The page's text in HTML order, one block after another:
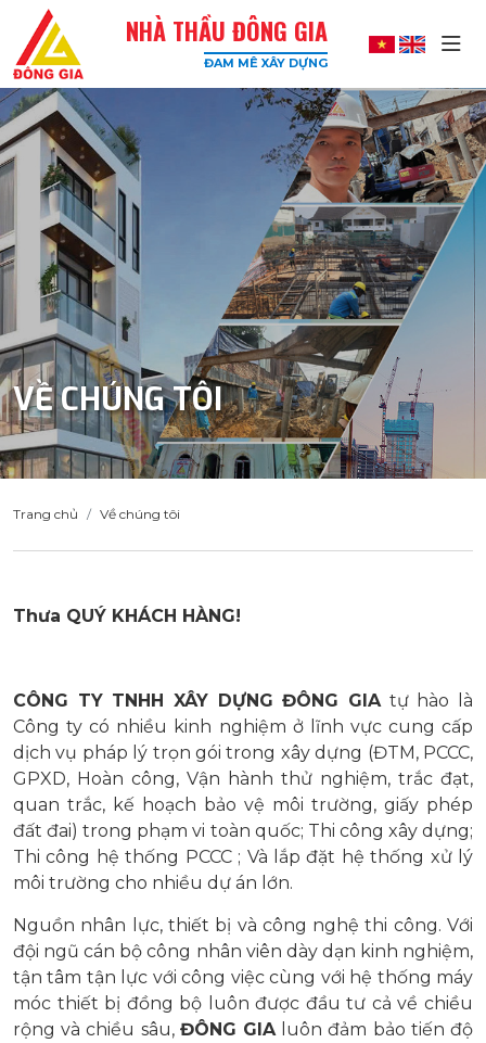
Đông
Gia
-
Công
Xây
Dựng
Uy
Tín,
Chất
Lượng
Cao
NHÀ THẦU ĐÔNG GIA
ĐAM MÊ XÂY DỰNG
VỀ CHÚNG TÔI
Trang chủ Về chúng tôi
Thưa QUÝ KHÁCH HÀNG!
CÔNG TY TNHH XÂY DỰNG ĐÔNG GIAtự hào là
Công ty có nhiều kinh nghiệm ở lĩnh vực cung cấp
dịch vụ pháp lý trọn gói trong xây dựng (ĐTM, PCCC,
GPXD, Hoàn công, Vận hành thử nghiệm, trắc đạt,
quan trắc, kế hoạch bảo vệ môi trường, giấy phép
đất đai) trong phạm vi toàn quốc; Thi công xây dựng;
Thi công hệ thống PCCC ; Và lắp đặt hệ thống xử lý
môi trường cho nhiều dự án lớn.
Nguồn nhân lực, thiết bị và công nghệ thi công. Với
đội ngũ cán bộ công nhân viên dày dạn kinh nghiệm,
tận tâm tận lực với công việc cùng với hệ thống máy
móc thiết bị đồng bộ luôn được đầu tư cả về chiều
rộng và chiều sâu, ĐÔNG GIAluôn đảm bảo tiến độ